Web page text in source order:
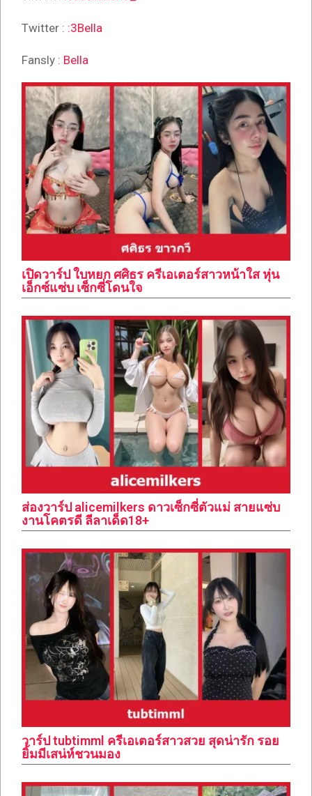
Twitter : :3Bella
Fansly : Bella
เปิดวาร์ป ใบหยก ศศิธร ครีเอเตอร์สาวหน้าใส หุ่น
เอ็กซ์แซ่บ เซ็กซี่โดนใจ
ส่องวาร์ป alicemilkers ดาวเซ็กซี่ตัวแม่ สายแซ่บ
งานโคตรดี ลีลาเด็ด18+
วาร์ป tubtimml ครีเอเตอร์สาวสวย สุดน่ารัก รอย
ยิ้มมีเสน่ห์ชวนมอง